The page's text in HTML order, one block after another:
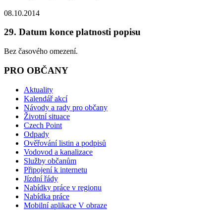
08.10.2014
29. Datum konce platnosti popisu
Bez časového omezení.
PRO OBČANY
Aktuality
Kalendář akcí
Návody a rady pro občany
Životní situace
Czech Point
Odpady
Ověřování listin a podpisů
Vodovod a kanalizace
Služby občanům
Připojení k internetu
Jízdní řády
Nabídky práce v regionu
Nabídka práce
Mobilní aplikace V obraze